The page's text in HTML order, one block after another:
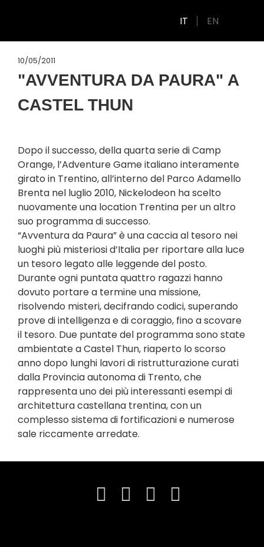
IT EN
10/05/2011
"AVVENTURA DA PAURA" A
CASTEL THUN
Dopo il successo, della quarta serie di Camp
Orange, l’Adventure Game italiano interamente
girato in Trentino, all’interno del Parco Adamello
Brenta nel luglio 2010, Nickelodeon ha scelto
nuovamente una location Trentina per un altro
suo programma di successo.
“Avventura da Paura” è una caccia al tesoro nei
luoghi più misteriosi d’Italia per riportare alla luce
un tesoro legato alle leggende del posto.
Durante ogni puntata quattro ragazzi hanno
dovuto portare a termine una missione,
risolvendo misteri, decifrando codici, superando
prove di intelligenza e di coraggio, fino a scovare
il tesoro. Due puntate del programma sono state
ambientate a Castel Thun, riaperto lo scorso
anno dopo lunghi lavori di ristrutturazione curati
dalla Provincia autonoma di Trento, che
rappresenta uno dei più interessanti esempi di
architettura castellana trentina, con un
complesso sistema di fortificazioni e numerose
sale riccamente arredate.